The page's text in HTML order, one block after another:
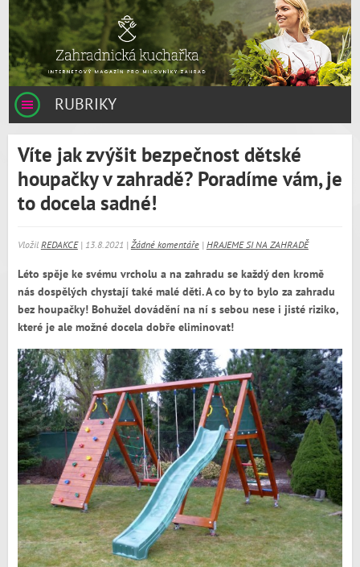
RUBRIKY
Víte jak zvýšit bezpečnost dětské
houpačky v zahradě? Poradíme vám, je
to docela sadné!
Vložil REDAKCE| 13.8.2021 | Žádné komentáře| HRAJEME SI NA ZAHRADĚ
Léto spěje ke svému vrcholu a na zahradu se každý den kromě
nás dospělých chystají také malé děti. A co by to bylo za zahradu
bez houpačky! Bohužel dovádění na ní s sebou nese i jisté riziko,
které je ale možné docela dobře eliminovat!